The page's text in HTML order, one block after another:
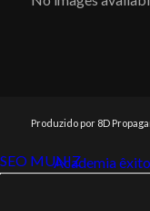
Produzido por 8D
SEO MUNIZ
Link112Academia êxito